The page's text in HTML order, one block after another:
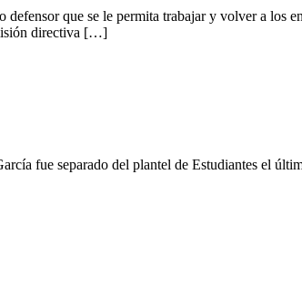
que se le permita trabajar y volver a los
directiva […]
fue separado del plantel de Estudiantes el